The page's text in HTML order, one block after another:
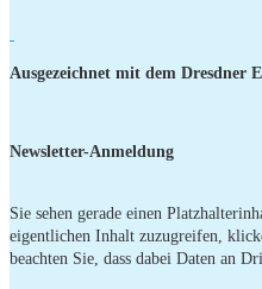
Ausgezeichnet mit dem Dresdner
Newsletter-Anmeldung
Sie sehen gerade einen
eigentlichen Inhalt zuzugreifen,
beachten Sie, dass dabei Daten an